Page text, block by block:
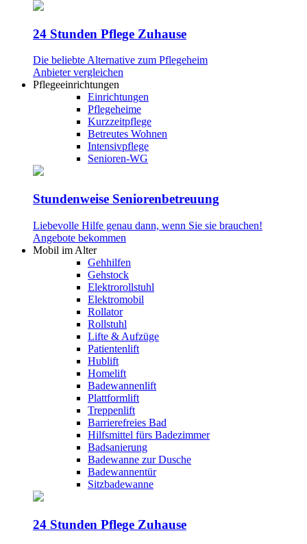
24 Stunden Pflege Zuhause
Die beliebte Alternative zum Pflegeheim
Anbieter vergleichen
Pflegeeinrichtungen
Einrichtungen
Pflegeheime
Kurzzeitpflege
Betreutes Wohnen
Intensivpflege
Senioren-WG
Stundenweise Seniorenbetreuung
Liebevolle Hilfe genau dann, wenn Sie sie brauchen!
Angebote bekommen
Mobil im Alter
Gehhilfen
Gehstock
Elektrorollstuhl
Elektromobil
Rollator
Rollstuhl
Lifte & Aufzüge
Patientenlift
Hublift
Homelift
Badewannenlift
Plattformlift
Treppenlift
Barrierefreies Bad
Hilfsmittel fürs Badezimmer
Badsanierung
Badewanne zur Dusche
Badewannentür
Sitzbadewanne
24 Stunden Pflege Zuhause